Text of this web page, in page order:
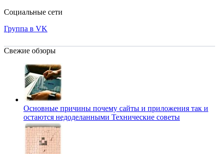
Социальные сети
Группа в VK
Свежие обзоры
Основные причины почему сайты и приложения так и
остаются недоделанными Технические советы